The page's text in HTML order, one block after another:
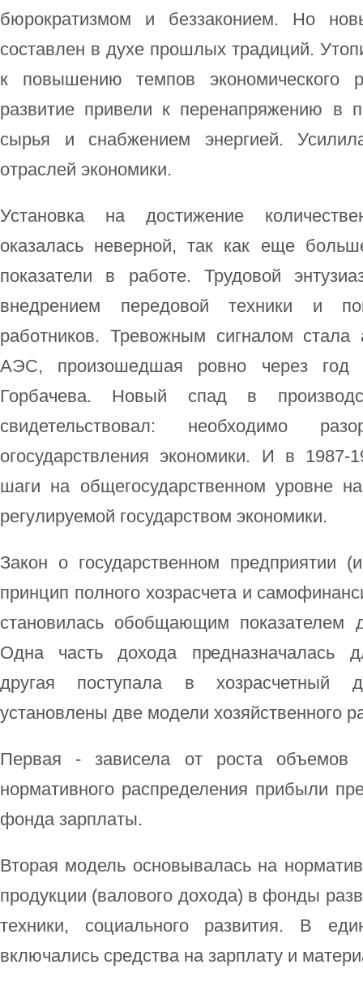
бюрократизмом и беззаконием. Но
составлен в духе прошлых традиций.
к повышению темпов экономического
развитие привели к перенапряжению в
сырья и снабжением энергией.
отраслей экономики.
Установка на достижение
оказалась неверной, так как еще
показатели в работе. Трудовой
внедрением передовой техники и
работников. Тревожным сигналом
АЭС, произошедшая ровно через год
Горбачева. Новый спад в
свидетельствовал: необходимо
огосударствления экономики. И в 1987-
шаги на общегосударственном уровне
регулируемой государством экономики.
Закон о государственном предприятии
принцип полного хозрасчета и
становилась обобщающим показателем
Одна часть дохода предназначалась
другая поступала в хозрасчетный
установлены две модели хозяйственного
Первая - зависела от роста объемов
нормативного распределения прибыли
фонда зарплаты.
Вторая модель основывалась на
продукции (валового дохода) в фонды
техники, социального развития. В
включались средства на зарплату и